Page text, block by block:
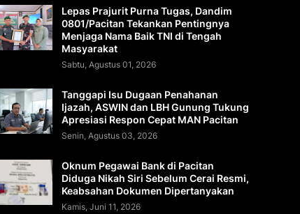
Lepas Prajurit Purna Tugas, Dandim
0801/Pacitan Tekankan Pentingnya
Menjaga Nama Baik TNI di Tengah
Masyarakat
Sabtu, Agustus 01, 2026
Tanggapi Isu Dugaan Penahanan
Ijazah, ASWIN dan LBH Gunung Tukung
Apresiasi Respon Cepat MAN Pacitan
Senin, Agustus 03, 2026
Oknum Pegawai Bank di Pacitan
Diduga Nikah Siri Sebelum Cerai Resmi,
Keabsahan Dokumen Dipertanyakan
Kamis, Juni 11, 2026